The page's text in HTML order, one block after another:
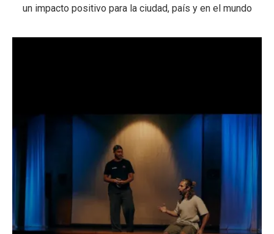
un impacto positivo para la ciudad, país y en el mundo